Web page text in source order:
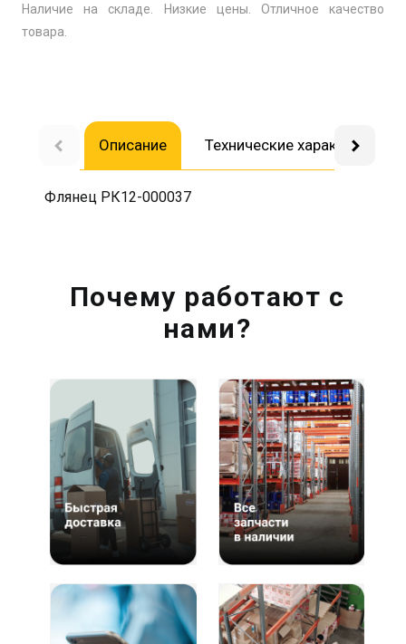
Наличие на складе. Низкие цены. Отличное качество
товара.
Описание Технические
Флянец РК12-000037
Почему работают с
нами?